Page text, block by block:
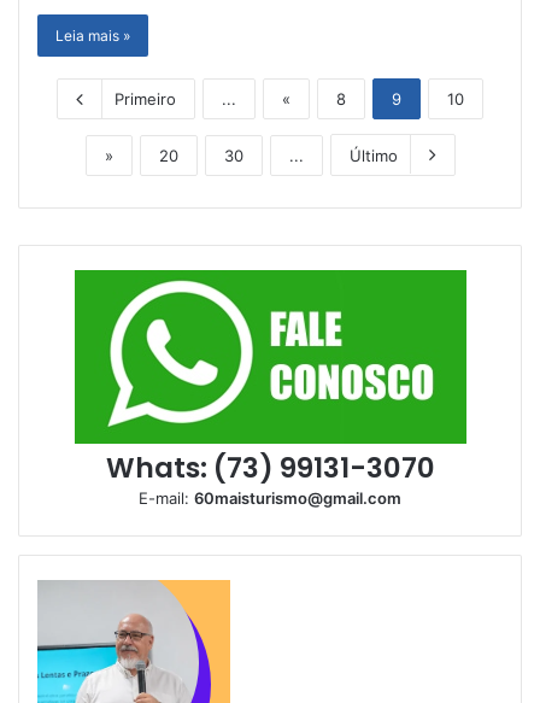
Leia mais »
Primeiro ... « 8 9 10
» 20 30 ... Último
Whats: (73) 99131-3070
E-mail: 60maisturismo@gmail.com